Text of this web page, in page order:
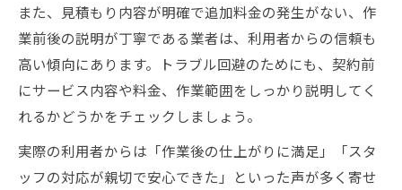
また、見積もり内容が明確で追加料金の発生がない、作
業前後の説明が丁寧である業者は、利用者からの信頼も
高い傾向にあります。トラブル回避のためにも、契約前
にサービス内容や料金、作業範囲をしっかり説明してく
れるかどうかをチェックしましょう。
実際の利用者からは「作業後の仕上がりに満足」「スタ
ッフの対応が親切で安心できた」といった声が多く寄せ